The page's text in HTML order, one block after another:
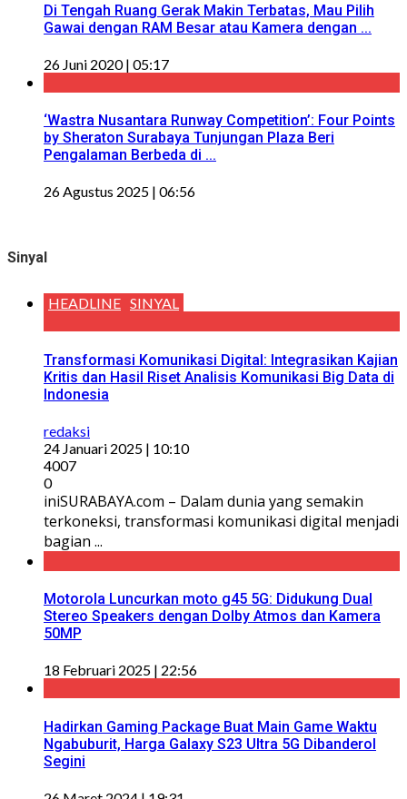
Di Tengah Ruang Gerak Makin Terbatas, Mau Pilih
Gawai dengan RAM Besar atau Kamera dengan ...
26 Juni 2020 | 05:17
‘Wastra Nusantara Runway Competition’: Four Points
by Sheraton Surabaya Tunjungan Plaza Beri
Pengalaman Berbeda di ...
26 Agustus 2025 | 06:56
Sinyal
HEADLINE SINYAL
Transformasi Komunikasi Digital: Integrasikan Kajian
Kritis dan Hasil Riset Analisis Komunikasi Big Data di
Indonesia
redaksi
24 Januari 2025 | 10:10
4007
0
iniSURABAYA.com – Dalam dunia yang semakin
terkoneksi, transformasi komunikasi digital menjadi
bagian ...
Motorola Luncurkan moto g45 5G: Didukung Dual
Stereo Speakers dengan Dolby Atmos dan Kamera
50MP
18 Februari 2025 | 22:56
Hadirkan Gaming Package Buat Main Game Waktu
Ngabuburit, Harga Galaxy S23 Ultra 5G Dibanderol
Segini